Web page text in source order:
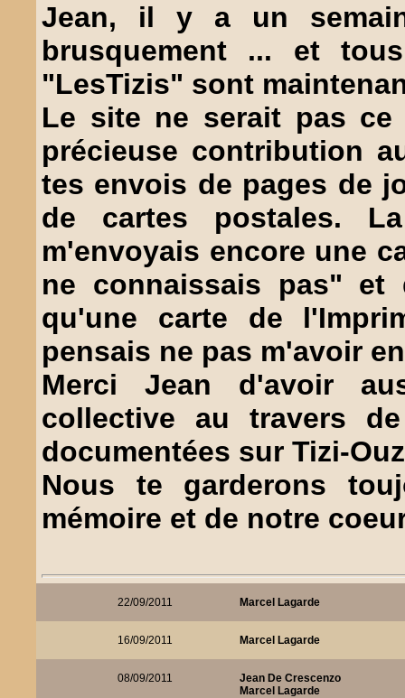
Jean, il y a un
brusquement ... et
"LesTizis" sont
Le site ne serait pas
précieuse contribution
tes envois de pages de
de cartes postales.
m'envoyais encore une
ne connaissais pas" et
qu'une carte de
pensais ne pas m'avoir
Merci Jean d'avoir
collective au travers
documentées sur Tizi-
Nous te garderons
mémoire et de notre
22/09/2011 Marcel Lagarde
16/09/2011 Marcel Lagarde
08/09/2011
Jean De Crescenzo
Marcel Lagarde